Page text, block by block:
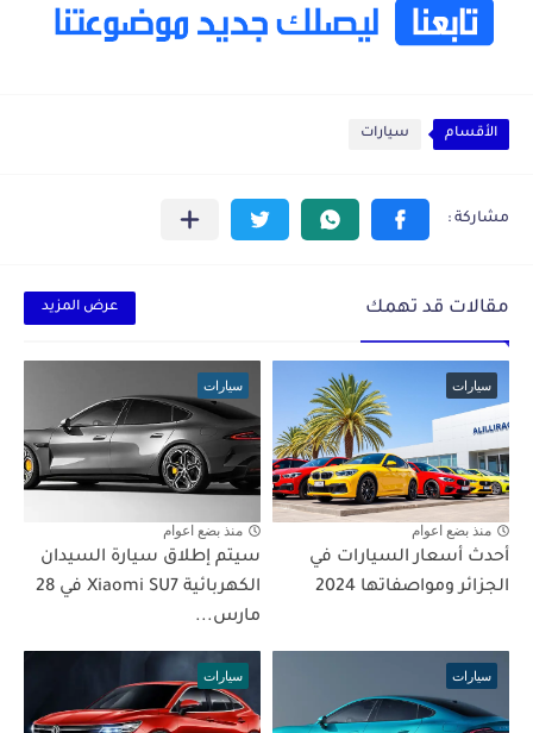
الأقسام سيارات
مقالات قد تهمك عرض المزيد
سيارات
منذ بضع اعوام
أحدث أسعار السيارات في
الجزائر ومواصفاتها 2024
سيارات
منذ بضع اعوام
سيتم إطلاق سيارة السيدان
الكهربائية Xiaomi SU7 في 28
مارس...
سيارات سيارات